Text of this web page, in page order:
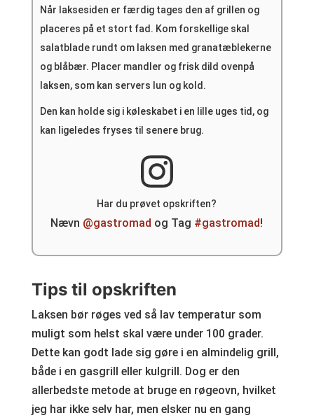
Når laksesiden er færdig tages den af grillen og
placeres på et stort fad. Kom forskellige skal
salatblade rundt om laksen med granatæblekerne
og blåbær. Placer mandler og frisk dild ovenpå
laksen, som kan servers lun og kold.
Den kan holde sig i køleskabet i en lille uges tid, og
kan ligeledes fryses til senere brug.
Har du prøvet opskriften?
Nævn @gastromad og Tag #gastromad!
Tips til opskriften
Laksen bør røges ved så lav temperatur som
muligt som helst skal være under 100 grader.
Dette kan godt lade sig gøre i en almindelig grill,
både i en gasgrill eller kulgrill. Dog er den
allerbedste metode at bruge en røgeovn, hvilket
jeg har ikke selv har, men elsker nu en gang